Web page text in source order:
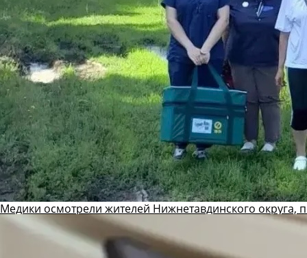
Медики осмотрели жителей Нижнетавдинского округа,